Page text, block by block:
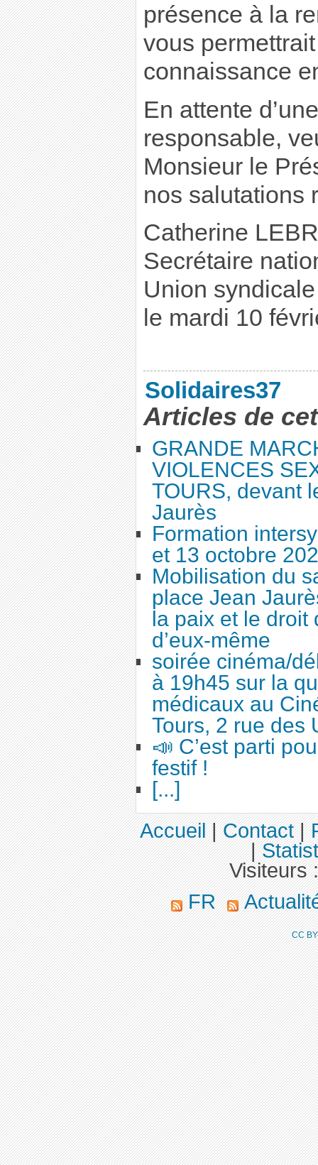
présence à la
vous
connaissance
En attente
responsable,
Monsieur le
nos salutations
Catherine
Secrétaire
Union
le mardi 10
Solidaires37
Articles de
GRANDE
VIOLENCES
TOURS, devant
Jaurès
Formation
et 13 octobre
Mobilisation du
place Jean
la paix et le
d’eux-même
soirée cinéma/
à 19h45 sur la
médicaux au
Tours, 2 rue des
📣 C’est parti
festif !
[...]
Accueil|Contact|
|
Visiteurs
FR
CC